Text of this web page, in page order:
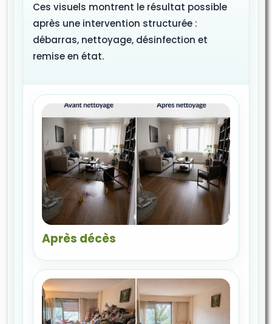
Ces visuels montrent le résultat possible
après une intervention structurée :
débarras, nettoyage, désinfection et
remise en état.
Après décès